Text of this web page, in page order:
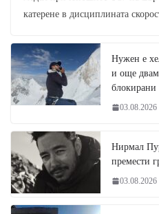
катерене в дисциплината
Нужен е
и още
03.08.2026
Нирмал
премести
03.08.2026